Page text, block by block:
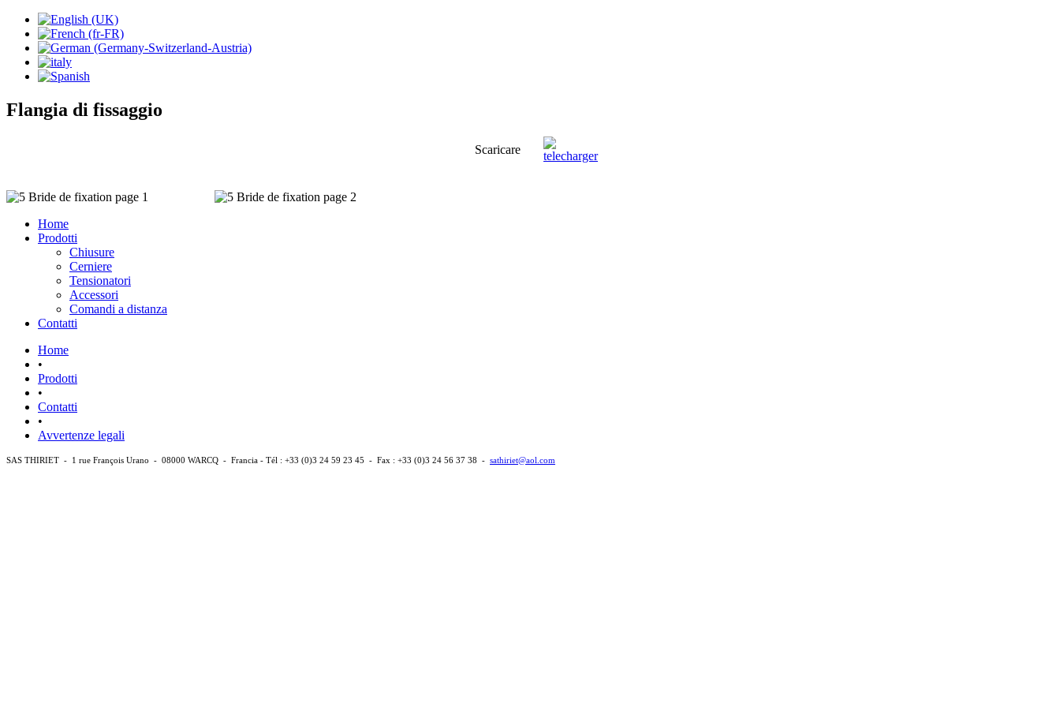
Flangia di fissaggio
Scaricare
Home
Prodotti
Chiusure
Cerniere
Tensionatori
Accessori
Comandi a distanza
Contatti
Home
•
Prodotti
•
Contatti
•
Avvertenze legali
SAS THIRIET - 1 rue François Urano - 08000 WARCQ - Francia - Tél : +33 (0)3 24 59 23 45 - Fax : +33 (0)3 24 56 37 38 - sathiriet@aol.com